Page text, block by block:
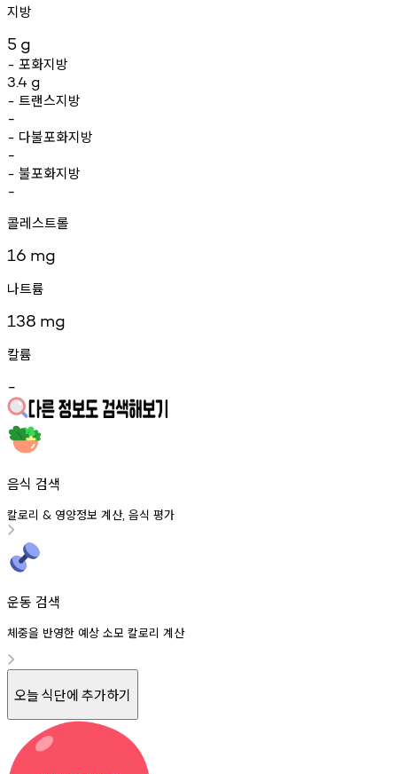
지방
5 g
- 포화지방
3.4 g
- 트랜스지방
-
- 다불포화지방
-
- 불포화지방
-
콜레스트롤
16 mg
나트륨
138 mg
칼륨
-
음식 검색
칼로리 & 영양정보 계산, 음식 평가
운동 검색
체중을 반영한 예상 소모 칼로리 계산
오늘 식단에 추가하기